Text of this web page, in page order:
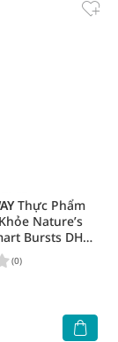
Thực Phẩm
Nature’s
Bursts DHA
Strength 50
(0)